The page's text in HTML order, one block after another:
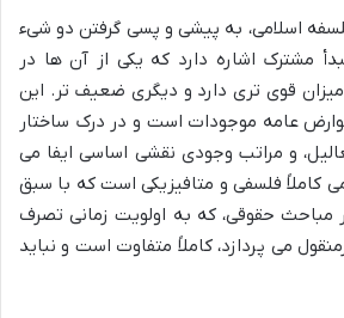
اسلامی، به پیشی و پسی گرفتن دو شیء
مشترک اشاره دارد که یکی از آن ها در
میزان قوی تری دارد و دیگری ضعیف تر. این
عامه موجودات است و در درک ساختار
و مراتب وجودی نقشی اساسی ایفا می
کاملاً فلسفی و متافیزیکی است که با سبق
حقوقی، که به اولویت زمانی تصرف
می پردازد، کاملاً متفاوت است و نباید